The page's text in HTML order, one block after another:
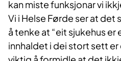
kan miste funksjonar vi
Vi i Helse Førde ser at det
å tenke at “eit sjukehus er
innhaldet i dei stort sett